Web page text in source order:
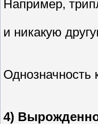
Например,
и никакую
Однозначность
4)